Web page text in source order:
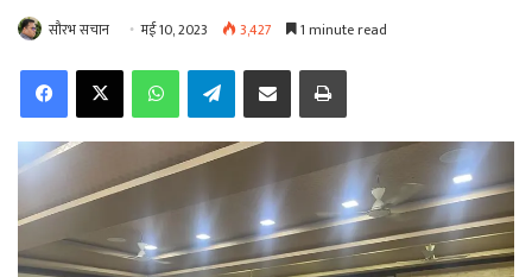
सौरभ सचान मई 10, 2023 3,427 1 minute read
FacebookX WhatsAppTelegramShare via Email Print